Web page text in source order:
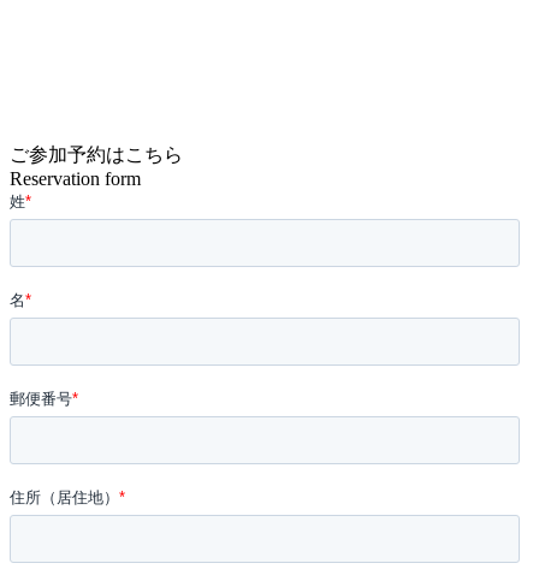
ご参加予約はこちら
Reservation form